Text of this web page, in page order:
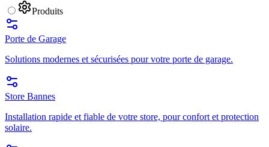
Produits
Porte de Garage
Solutions modernes et sécurisées pour votre porte de garage.
Store Bannes
Installation rapide et fiable de votre store, pour confort et protection
solaire.